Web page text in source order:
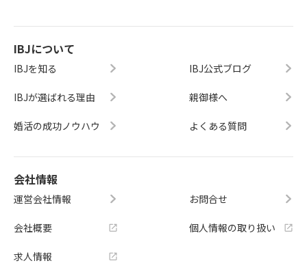
IBJについて
IBJを知る
IBJが選ばれる理由
婚活の成功ノウハウ
IBJ公式ブログ
親御様へ
よくある質問
会社情報
運営会社情報
会社概要
求人情報
お問合せ
個人情報の取り扱い